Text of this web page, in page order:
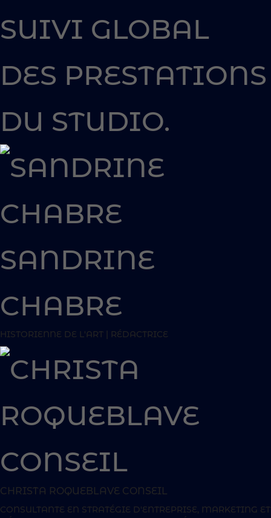
SUIVI GLOBAL
DES PRESTATIONS
DU STUDIO.
SANDRINE
CHABRE
HISTORIENNE DE L'ART | RÉDACTRICE
CHRISTA ROQUEBLAVE CONSEIL
CONSULTANTE EN STRATÉGIE D'ENTREPRISE, MARKETING ET